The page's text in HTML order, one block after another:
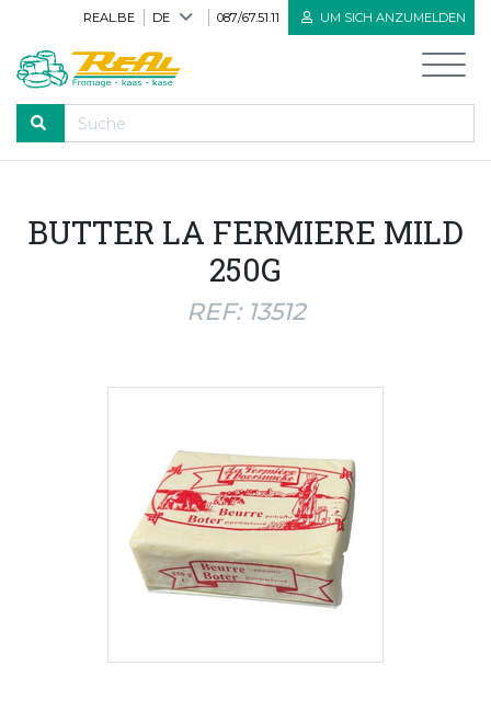
REAL.BE DE 087/67.51.11 UM SICH ANZUMELDEN
Willkommen
Alle Produkte
Neue Produkte
BUTTER LA FERMIERE MILD
250G
REF: 13512